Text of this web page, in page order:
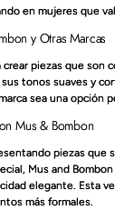
en mujeres que
y Otras Marcas
piezas que son
tonos suaves y
sea una opción
Mus & Bombon
piezas que
Mus and
elegante. Esta
más formales.